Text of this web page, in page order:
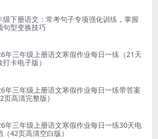
级下册语文：常考句子专项强化训练，掌握
句型变换技巧
年三年级上册语文寒假作业每日一练（21天
打卡电子版）
年三年级上册语文寒假作业每日一练带答案
页高清完整版）
年三年级上册语文寒假作业每日一练30天电
（42页高清空白版）